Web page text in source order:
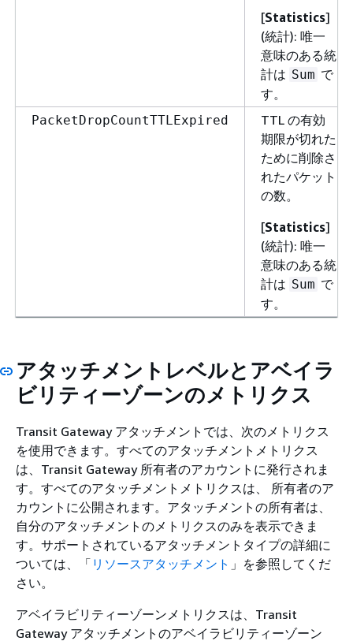
[Statistics]
(統計): 唯一
意味のある統
計は Sum で
す。
PacketDropCountTTLExpired
TTL の有効
期限が切れた
ために削除さ
れたパケット
の数。
[Statistics]
(統計): 唯一
意味のある統
計は Sum で
す。
アタッチメントレベルとアベイラ
ビリティーゾーンのメトリクス
Transit Gateway アタッチメントでは、次のメトリクス
を使用できます。すべてのアタッチメントメトリクス
は、Transit Gateway 所有者のアカウントに発行されま
す。すべてのアタッチメントメトリクスは、 所有者のア
カウントに公開されます。アタッチメントの所有者は、
自分のアタッチメントのメトリクスのみを表示できま
す。サポートされているアタッチメントタイプの詳細に
ついては、「 リソースアタッチメント 」を参照してくだ
さい。
アベイラビリティーゾーンメトリクスは、Transit
Gateway アタッチメントのアベイラビリティーゾーン